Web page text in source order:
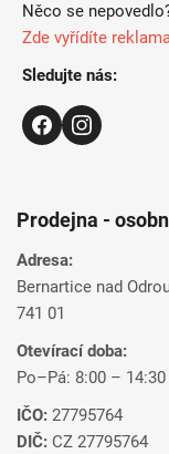
Něco se
Zde vyřídíte
Sledujte nás:
Prodejna -
Adresa:
Bernartice nad
741 01
Otevírací doba:
Po–Pá: 8:00 – 14:30
IČO: 27795764
DIČ: CZ 27795764